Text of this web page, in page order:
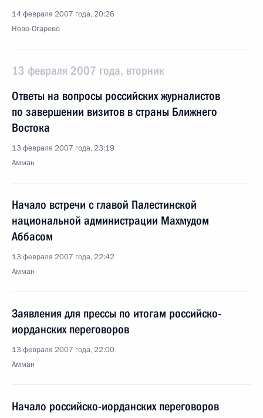
14 февраля 2007 года, 20:26
Ново-Огарево
13 февраля 2007 года, вторник
Ответы на вопросы российских журналистов
по завершении визитов в страны Ближнего
Востока
13 февраля 2007 года, 23:19
Амман
Начало встречи с главой Палестинской
национальной администрации Махмудом
Аббасом
13 февраля 2007 года, 22:42
Амман
Заявления для прессы по итогам российско-
иорданских переговоров
13 февраля 2007 года, 22:00
Амман
Начало российско-иорданских переговоров